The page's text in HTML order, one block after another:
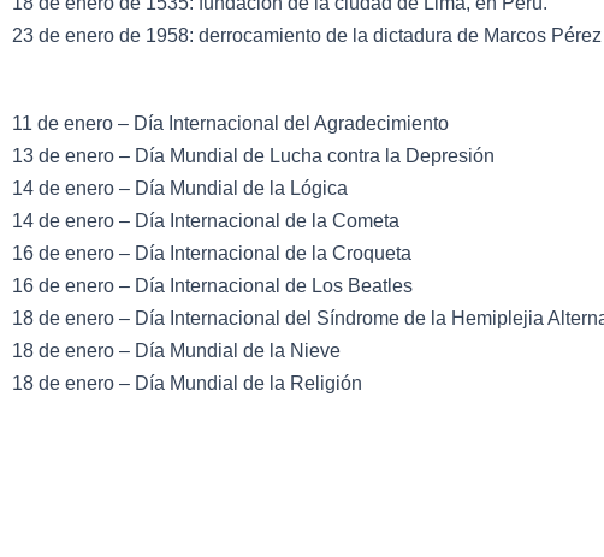
23 de enero de 1958: derrocamiento de la dictadura de Marcos
11 de enero – Día Internacional del Agradecimiento
13 de enero – Día Mundial de Lucha contra la Depresión
14 de enero – Día Mundial de la Lógica
14 de enero – Día Internacional de la Cometa
16 de enero – Día Internacional de la Croqueta
16 de enero – Día Internacional de Los Beatles
18 de enero – Día Internacional del Síndrome de la Hemiplejia
18 de enero – Día Mundial de la Nieve
18 de enero – Día Mundial de la Religión